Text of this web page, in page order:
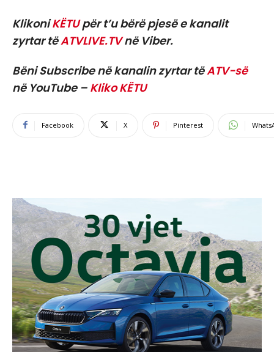
KlikoniKËTUpër t’u bërë pjesë e kanalit
zyrtar tëATVLIVE.TVnë Viber.
Bëni Subscribe në kanalin zyrtar tëATV-së
në YouTube – Kliko KËTU
Facebook X Pinterest